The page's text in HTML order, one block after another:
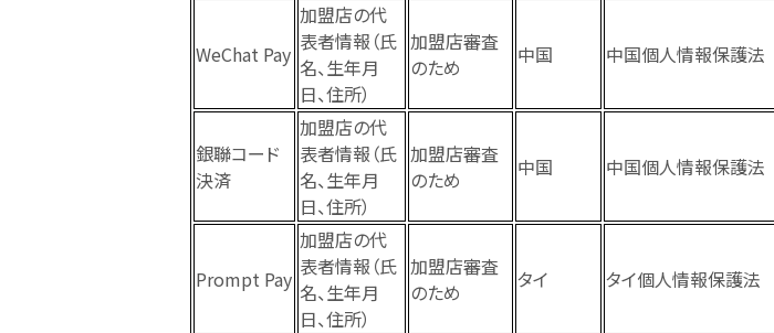
WeChat Pay
加盟店の代
表者情報（氏
名、生年月
日、住所）
加盟店審査
のため
中国 中国個人情報保護法
銀聯コード
決済
加盟店の代
表者情報（氏
名、生年月
日、住所）
加盟店審査
のため
中国 中国個人情報保護法
Prompt Pay
加盟店の代
表者情報（氏
名、生年月
日、住所）
加盟店審査
のため
タイ タイ個人情報保護法